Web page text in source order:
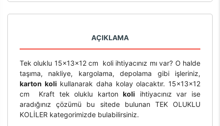
AÇIKLAMA
Tek oluklu 15x13x12 cm koli ihtiyacınız mı var? O halde
taşıma, nakliye, kargolama, depolama gibi işleriniz,
karton koli kullanarak daha kolay olacaktır. 15x13x12
cm Kraft tek oluklu kartonkoli ihtiyacınız var ise
aradığınız çözümü bu sitede bulunan TEK OLUKLU
KOLİLER kategorimizde bulabilirsiniz.